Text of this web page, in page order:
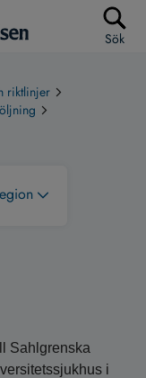
Sök
riktlinjer
Sahlgrenska
i